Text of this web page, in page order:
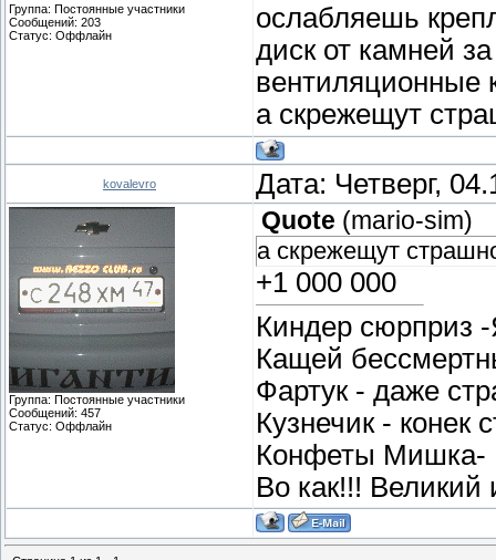
Группа: Постоянные участники
Сообщений: 203
Статус: Оффлайн
ослабляешь
диск от камней
вентиляционные
а скрежещут
kovalevro Дата: Четверг,
Группа: Постоянные участники
Сообщений: 457
Статус: Оффлайн
Quote (mario-sim)
а скрежещут
+1 000 000
Киндер сюрприз
Кащей
Фартук - даже
Кузнечик - конек
Конфеты Мишка-
Во как!!! Великий